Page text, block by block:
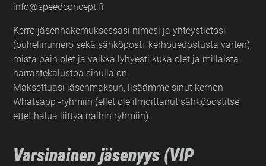
info@speedconcept.fi
Kerro jäsenhakemuksessasi nimesi ja yhteystietosi
(puhelinumero sekä sähköposti, kerhotiedostusta varten),
mistä päin olet ja vaikka lyhyesti kuka olet ja millaista
harrastekalustoa sinulla on.
Maksettuasi jäsenmaksun, lisäämme sinut kerhon
Whatsapp -ryhmiin (ellet ole ilmoittanut sähköpostitse
ettet halua liittyä näihin ryhmiin).
Varsinainen jäsenyys (VIP